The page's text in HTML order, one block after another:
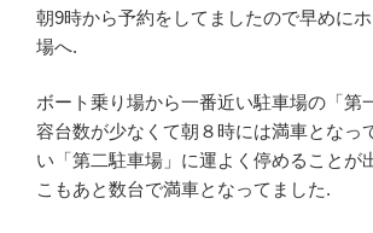
朝9時から予約をしてましたので早めに
場へ.
ボート乗り場から一番近い駐車場の「第
容台数が少なくて朝８時には満車となっ
い「第二駐車場」に運よく停めることが
こもあと数台で満車となってました.